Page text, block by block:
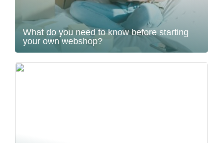
What do you need to know before starting
your own webshop?